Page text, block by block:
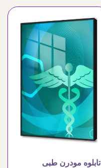
تابلوه مودرن طبى